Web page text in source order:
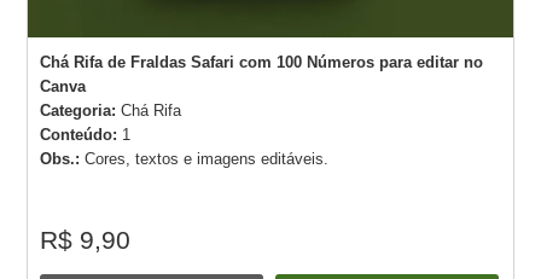
Chá Rifa de Fraldas Safari com 100 Números para editar no
Canva
Categoria:Chá Rifa
Conteúdo: 1
Obs.:Cores, textos e imagens editáveis.
R$ 9,90